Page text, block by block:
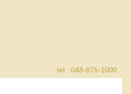
tel : 048-875-1000